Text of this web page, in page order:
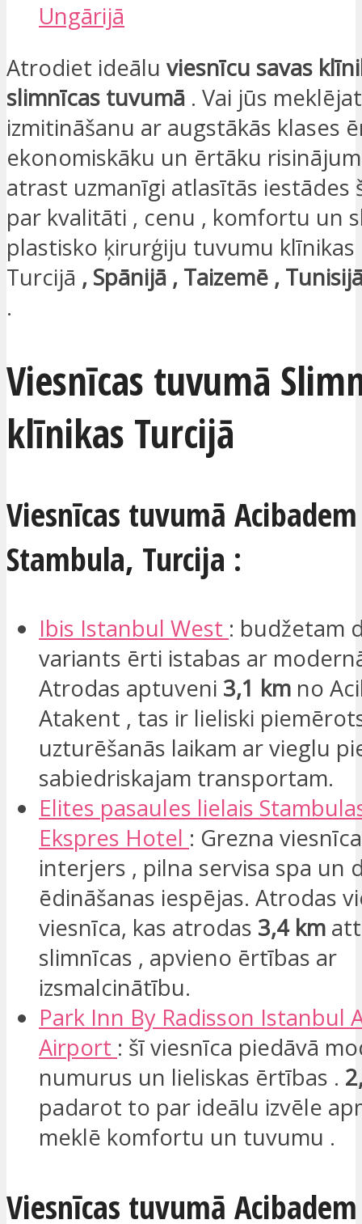
Ungārijā​
Atrodiet ideālu viesnīcu savas
slimnīcas tuvumā . Vai jūs
izmitināšanu ar augstākās klases
ekonomiskāku un ērtāku
atrast uzmanīgi atlasītās iestādes
par kvalitāti , cenu , komfortu un
plastisko ķirurģiju tuvumu klīnikas
Turcijā , Spānijā , Taizemē ,
.
Viesnīcas tuvumā
klīnikas Turcijā​
Viesnīcas tuvumā
Stambula, Turcija :
Ibis Istanbul West : budžetam
variants ērti istabas ar
Atrodas aptuveni 3,1 km no
Atakent , tas ir lieliski
uzturēšanās laikam ar vieglu
sabiedriskajam transportam.
Elites pasaules lielais
Ekspres Hotel : Grezna
interjers , pilna servisa spa un
ēdināšanas iespējas. Atrodas
viesnīca, kas atrodas 3,4 km
slimnīcas , apvieno ērtības ar
izsmalcinātību.
Park Inn By Radisson Istanbul
Airport : šī viesnīca piedāvā
numurus un lieliskas ērtības .
padarot to par ideālu izvēle
meklē komfortu un tuvumu .​
Viesnīcas tuvumā